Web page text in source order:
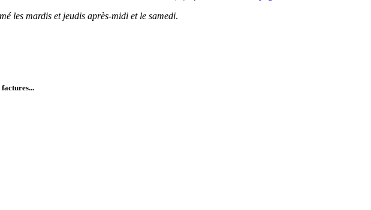
les mardis et jeudis après-midi et le samedi.